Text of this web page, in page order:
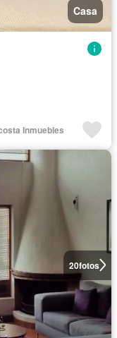
Casa
Inmuebles
20fotos